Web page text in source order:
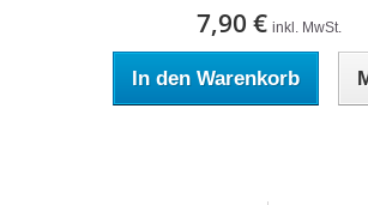
7,90 € inkl. MwSt.
In den Warenkorb